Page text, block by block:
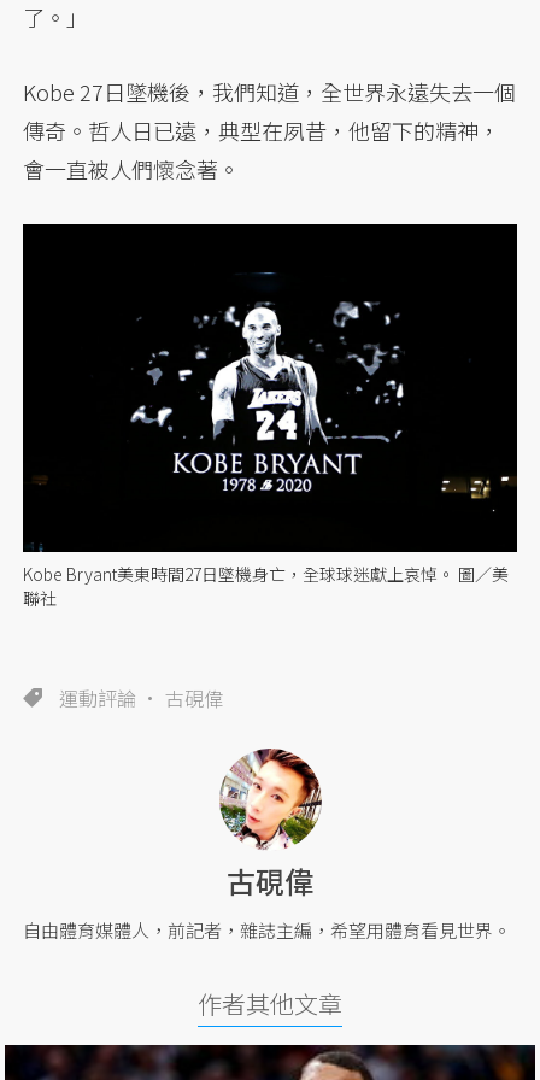
了。」
Kobe 27日墜機後，我們知道，全世界永遠失去一個
傳奇。哲人日已遠，典型在夙昔，他留下的精神，
會一直被人們懷念著。
Kobe Bryant美東時間27日墜機身亡，全球球迷獻上哀悼。 圖／美
聯社
運動評論 古硯偉
古硯偉
自由體育媒體人，前記者，雜誌主編，希望用體育看見世界。
作者其他文章